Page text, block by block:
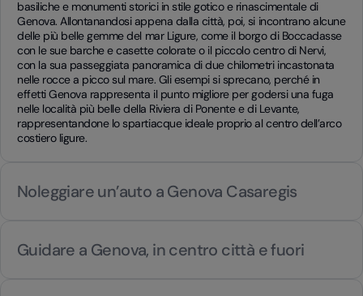
basiliche e monumenti storici in stile gotico e rinascimentale di
Genova. Allontanandosi appena dalla città, poi, si incontrano alcune
delle più belle gemme del mar Ligure, come il borgo di Boccadasse
con le sue barche e casette colorate o il piccolo centro di Nervi,
con la sua passeggiata panoramica di due chilometri incastonata
nelle rocce a picco sul mare. Gli esempi si sprecano, perché in
effetti Genova rappresenta il punto migliore per godersi una fuga
nelle località più belle della Riviera di Ponente e di Levante,
rappresentandone lo spartiacque ideale proprio al centro dell’arco
costiero ligure.
Noleggiare un’auto a Genova Casaregis
Guidare a Genova, in centro città e fuori